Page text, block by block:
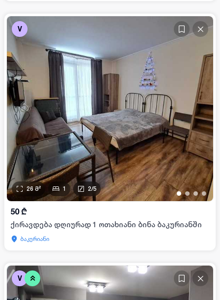
V
•• ••
26 მ² 1 2/5
50 ₾
ქირავდება დღიურად 1 ოთახიანი ბინა ბაკურიანში
ბაკურიანი
V